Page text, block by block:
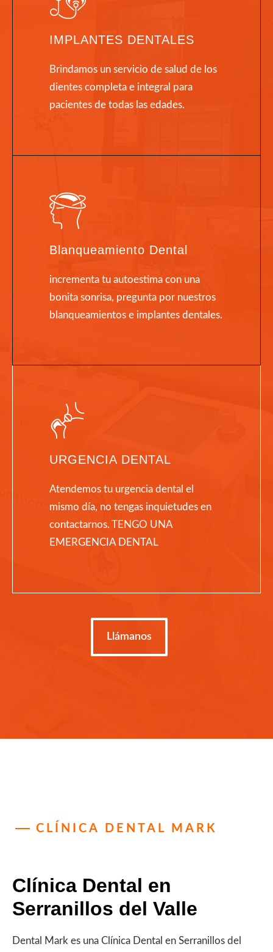
IMPLANTES DENTALES
Brindamos un servicio de salud de los
dientes completa e integral para
pacientes de todas las edades.
Blanqueamiento Dental
incrementa tu autoestima con una
bonita sonrisa, pregunta por nuestros
blanqueamientos e implantes dentales.
URGENCIA DENTAL
Atendemos tu urgencia dental el
mismo día, no tengas inquietudes en
contactarnos. TENGO UNA
EMERGENCIA DENTAL
Llámanos
CLÍNICA DENTAL MARK
Clínica Dental en
Serranillos del Valle
Dental Mark es una Clínica Dental en Serranillos del